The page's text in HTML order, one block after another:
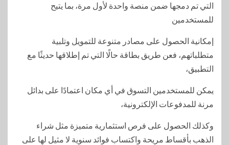
التي تم دمجها ضمن منصة واحدة لأول مرة، بما يتيح
للمستخدمين
إمكانية الحصول على مصادر متنوعة للتمويل وتلبية
متطلباتهم، فعن طريق بطاقة حالًا التي تم إطلاقها حديثًا مع
التطبيق،
يمكن للمستخدمين التسوق في أي مكان اعتمادًا على بدائل
مرنة للمدفوعات الإلكترونية،
وكذلك الحصول على فرص استثمارية متميزة مثل شراء
الذهب بأقساط مريحة واكتساب فوائد سنوية لا مثيل لها على